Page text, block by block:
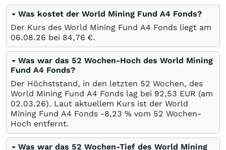
Was kostet der World Mining Fund A4 Fonds?
Der Kurs des World Mining Fund A4 Fonds liegt am
06.08.26 bei 84,76 €.
Was war das 52 Wochen-Hoch des World Mining
Fund A4 Fonds?
Der Höchststand, in den letzten 52 Wochen, des
World Mining Fund A4 Fonds lag bei 92,53 EUR (am
02.03.26). Laut aktuellem Kurs ist der World
Mining Fund A4 Fonds -8,23 % vom 52 Wochen-
Hoch entfernt.
Was war das 52 Wochen-Tief des World Mining